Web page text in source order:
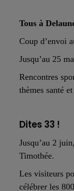
Tous à
Coup d’envoi
Jusqu’au 25
Rencontres
thèmes santé
Dites 33 !
Jusqu’au 2
Timothée.
Les visiteurs
célébrer les